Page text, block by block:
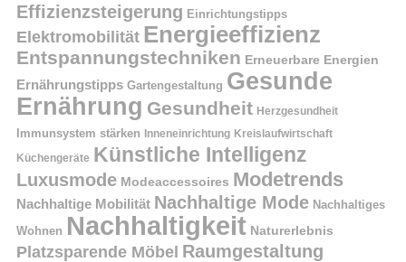
Effizienzsteigerung Einrichtungstipps
Elektromobilität Energieeffizienz
Entspannungstechniken Erneuerbare Energien
Ernährungstipps Gartengestaltung Gesunde
Ernährung Gesundheit Herzgesundheit
Immunsystem stärken Inneneinrichtung Kreislaufwirtschaft
Küchengeräte Künstliche Intelligenz
Luxusmode Modeaccessoires Modetrends
Nachhaltige Mobilität Nachhaltige Mode Nachhaltiges
Wohnen Nachhaltigkeit Naturerlebnis
Platzsparende Möbel Raumgestaltung